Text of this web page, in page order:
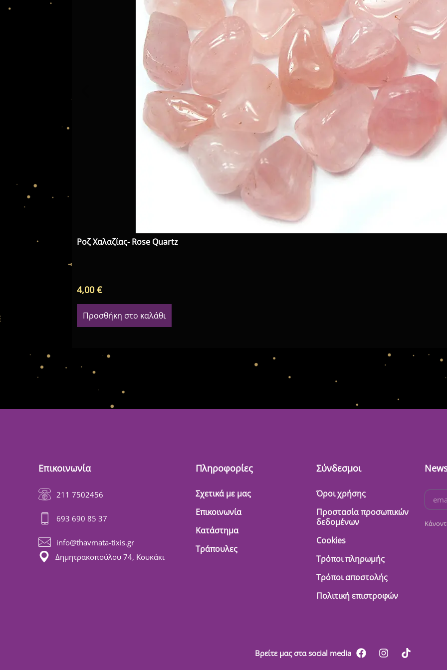
Ροζ Χαλαζίας- Rose Quartz
4,00€
Προσθήκη στο καλάθι
Επικοινωνία
211 7502456
693 690 85 37
info@thavmata-tixis.gr
Δημητρακοπούλου 74, Κουκάκι
Πληροφορίες
Σχετικά με μας
Επικοινωνία
Κατάστημα
Τράπουλες
Σύνδεσμοι
Όροι χρήσης
Προστασία προσωπικών
δεδομένων
Cookies
Τρόποι πληρωμής
Τρόποι αποστολής
Πολιτική επιστροφών
Βρείτε μας στα social media